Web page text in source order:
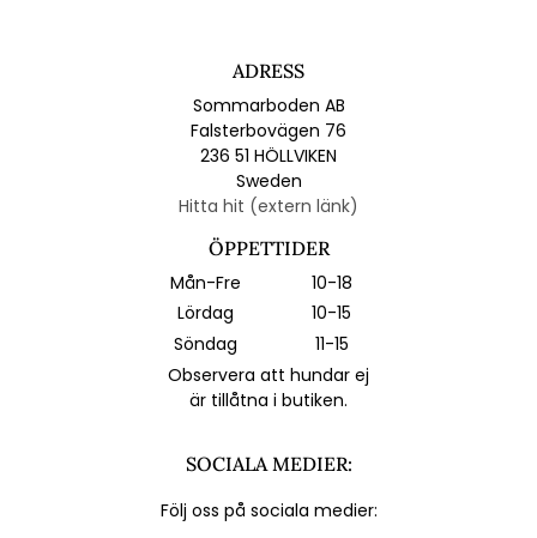
ADRESS
Sommarboden AB
Falsterbovägen 76
236 51 HÖLLVIKEN
Sweden
Hitta hit (extern länk)
ÖPPETTIDER
Mån-Fre
10-18
Lördag
10-15
Söndag
11-15
Observera att hundar ej
är tillåtna i butiken.
SOCIALA MEDIER:
Följ oss på sociala medier: